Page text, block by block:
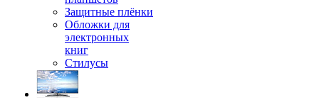
Защитные плёнки
Обложки для
электронных
книг
Стилусы